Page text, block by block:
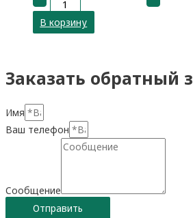
В корзину
Заказать обратный
Имя
Ваш телефон
Сообщение
Отправить